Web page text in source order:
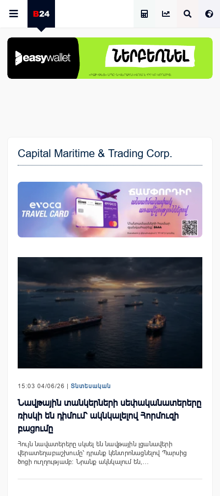
Capital Maritime & Trading Corp.
15:03 04/06/26 | Տնտեսական
Նավթային տանկերների սեփականատերերը
ռիսկի են դիմում՝ ակնկալելով Հորմուզի
բացումը
Հույն նավատերերը սկսել են նավթային լցանավերի
վերատեղաբաշխումը՝ դրանք կենտրոնացնելով Պարսից
ծոցի ուղղությամբ։ Նրանք ակնկալում են,…